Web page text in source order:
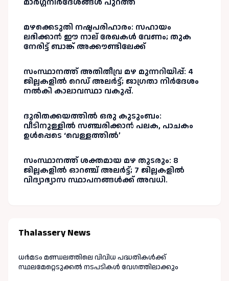
മഴക്കെടുതി നഷ്ടപരിഹാരം: സഹായം
ലഭിക്കാൻ ഈ നാല് രേഖകൾ വേണം; തുക
നേരിട്ട് ബാങ്ക് അക്കൗണ്ടിലേക്ക്
സംസ്ഥാനത്ത് അതിതീവ്ര മഴ മുന്നറിയിപ്പ്: 4
ജില്ലകളിൽ റെഡ് അലർട്ട്; ജാഗ്രതാ നിർദേശം
നൽകി കാലാവസ്ഥാ വകുപ്പ്.
ദുരിതക്കയത്തിൽ ഒരു കുടുംബം:
വീടിനുള്ളിൽ സഞ്ചരിക്കാൻ പലക, പാചകം
ഉൾപ്പെടെ ‘വെള്ളത്തിൽ’
സംസ്ഥാനത്ത് ശക്തമായ മഴ തുടരും: 8
ജില്ലകളിൽ ഓറഞ്ച് അലർട്ട്; 7 ജില്ലകളിൽ
വിദ്യാഭ്യാസ സ്ഥാപനങ്ങൾക്ക് അവധി.
Thalassery News
ധർമടം മണ്ഡലത്തിലെ വിവിധ പദ്ധതികൾക്ക്
സ്ഥലമേറ്റെടുക്കൽ നടപടികൾ വേഗത്തിലാക്കും